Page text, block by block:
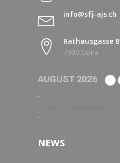
info@sfj-ajs.ch
Rathausgasse 8
7000 Coira
AUGUST 2026
NEWS